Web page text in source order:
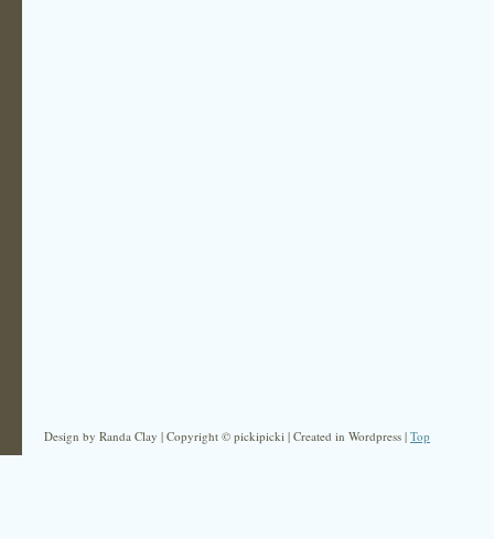
Design by Randa Clay | Copyright © pickipicki | Created in Wordpress | Top